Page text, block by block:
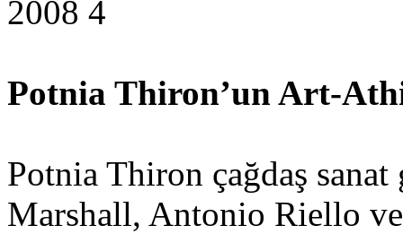
Potnia Thiron’un Art-
Potnia Thiron çağdaş
Marshall, Antonio Riello